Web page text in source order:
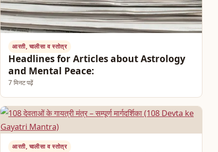
आरती, चालीसा व स्तोत्र
Headlines for Articles about Astrology
and Mental Peace:
7 मिनट पढ़ें
आरती, चालीसा व स्तोत्र